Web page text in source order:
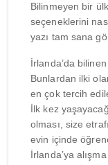
Bilinmeyen bir
seçeneklerini
yazı tam sana
İrlanda’da
Bunlardan ilki
en çok tercih
İlk kez
olması, size
evin içinde
İrlanda’ya